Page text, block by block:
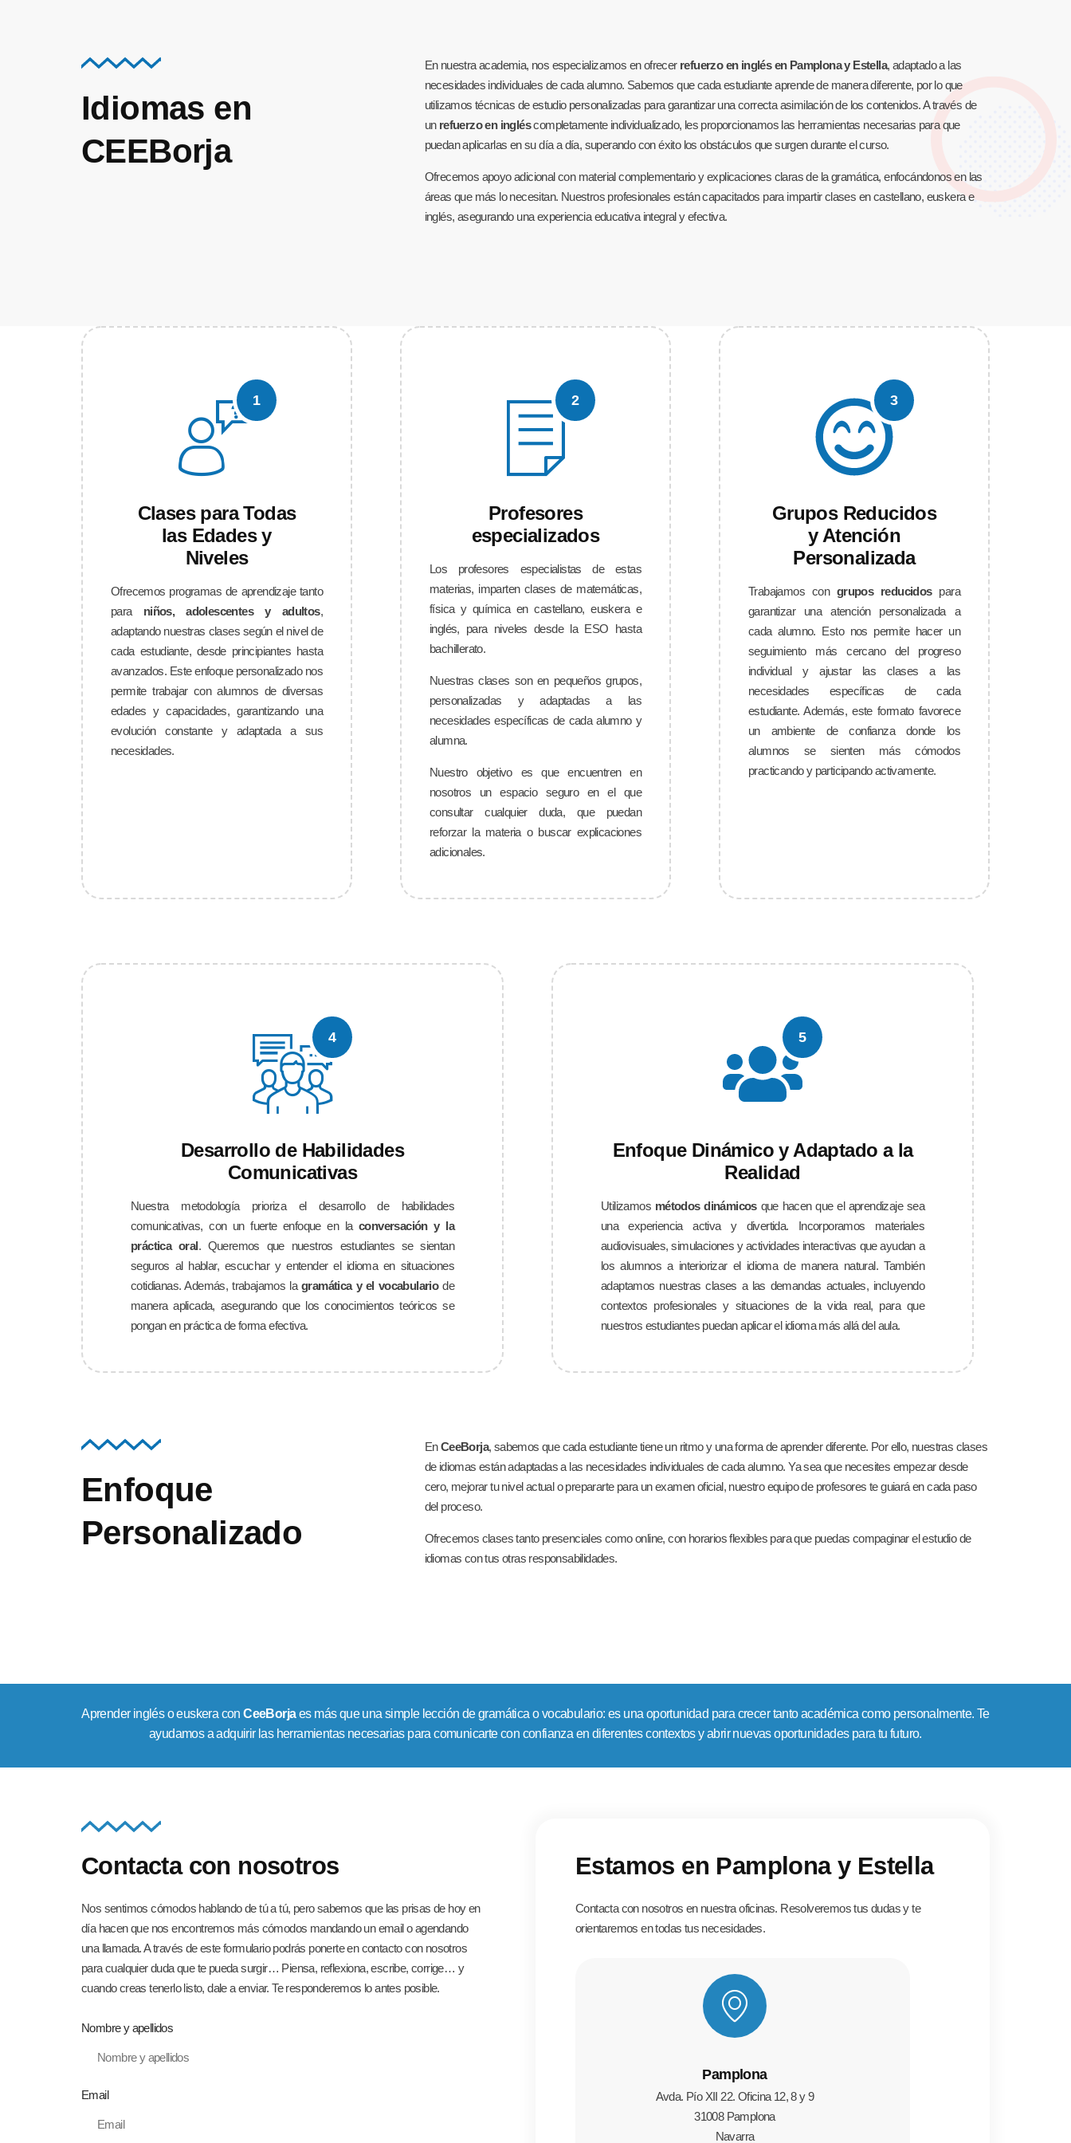
Idiomas en
CEEBorja
En nuestra academia, nos especializamos en ofrecer refuerzo en inglés en Pamplona y Estella, adaptado a las
necesidades individuales de cada alumno. Sabemos que cada estudiante aprende de manera diferente, por lo que
utilizamos técnicas de estudio personalizadas para garantizar una correcta asimilación de los contenidos. A través de
un refuerzo en ingléscompletamente individualizado, les proporcionamos las herramientas necesarias para que
puedan aplicarlas en su día a día, superando con éxito los obstáculos que surgen durante el curso.
Ofrecemos apoyo adicional con material complementario y explicaciones claras de la gramática, enfocándonos en las
áreas que más lo necesitan. Nuestros profesionales están capacitados para impartir clases en castellano, euskera e
inglés, asegurando una experiencia educativa integral y efectiva.
1
Clases para Todas
las Edades y
Niveles
Ofrecemos programas de aprendizaje tanto
para niños, adolescentes y adultos,
adaptando nuestras clases según el nivel de
cada estudiante, desde principiantes hasta
avanzados. Este enfoque personalizado nos
permite trabajar con alumnos de diversas
edades y capacidades, garantizando una
evolución constante y adaptada a sus
necesidades.
2
Profesores
especializados
Los profesores especialistas de estas
materias, imparten clases de matemáticas,
física y química en castellano, euskera e
inglés, para niveles desde la ESO hasta
bachillerato.
Nuestras clases son en pequeños grupos,
personalizadas y adaptadas a las
necesidades específicas de cada alumno y
alumna.
Nuestro objetivo es que encuentren en
nosotros un espacio seguro en el que
consultar cualquier duda, que puedan
reforzar la materia o buscar explicaciones
adicionales.
3
Grupos Reducidos
y Atención
Personalizada
Trabajamos con grupos reducidospara
garantizar una atención personalizada a
cada alumno. Esto nos permite hacer un
seguimiento más cercano del progreso
individual y ajustar las clases a las
necesidades específicas de cada
estudiante. Además, este formato favorece
un ambiente de confianza donde los
alumnos se sienten más cómodos
practicando y participando activamente.
4
Desarrollo de Habilidades
Comunicativas
Nuestra metodología prioriza el desarrollo de habilidades
comunicativas, con un fuerte enfoque en la conversación y la
práctica oral. Queremos que nuestros estudiantes se sientan
seguros al hablar, escuchar y entender el idioma en situaciones
cotidianas. Además, trabajamos la gramática y el vocabulariode
manera aplicada, asegurando que los conocimientos teóricos se
pongan en práctica de forma efectiva.
5
Enfoque Dinámico y Adaptado a la
Realidad
Utilizamos métodos dinámicosque hacen que el aprendizaje sea
una experiencia activa y divertida. Incorporamos materiales
audiovisuales, simulaciones y actividades interactivas que ayudan a
los alumnos a interiorizar el idioma de manera natural. También
adaptamos nuestras clases a las demandas actuales, incluyendo
contextos profesionales y situaciones de la vida real, para que
nuestros estudiantes puedan aplicar el idioma más allá del aula.
Enfoque
Personalizado
EnCeeBorja, sabemos que cada estudiante tiene un ritmo y una forma de aprender diferente. Por ello, nuestras clases
de idiomas están adaptadas a las necesidades individuales de cada alumno. Ya sea que necesites empezar desde
cero, mejorar tu nivel actual o prepararte para un examen oficial, nuestro equipo de profesores te guiará en cada paso
del proceso.
Ofrecemos clases tanto presenciales como online, con horarios flexibles para que puedas compaginar el estudio de
idiomas con tus otras responsabilidades.
Aprender inglés o euskera conCeeBorjaes más que una simple lección de gramática o vocabulario: es una oportunidad para crecer tanto académica como personalmente. Te
ayudamos a adquirir las herramientas necesarias para comunicarte con confianza en diferentes contextos y abrir nuevas oportunidades para tu futuro.
Contacta con nosotros
Nos sentimos cómodos hablando de tú a tú, pero sabemos que las prisas de hoy en
día hacen que nos encontremos más cómodos mandando un email o agendando
una llamada. A través de este formulario podrás ponerte en contacto con nosotros
para cualquier duda que te pueda surgir… Piensa, reflexiona, escribe, corrige… y
cuando creas tenerlo listo, dale a enviar. Te responderemos lo antes posible.
Nombre y apellidos
Email
Estamos en Pamplona y Estella
Contacta con nosotros en nuestra oficinas. Resolveremos tus dudas y te
orientaremos en todas tus necesidades.
Pamplona
Avda. Pío XII 22. Oficina 12, 8 y 9
31008 Pamplona
Navarra